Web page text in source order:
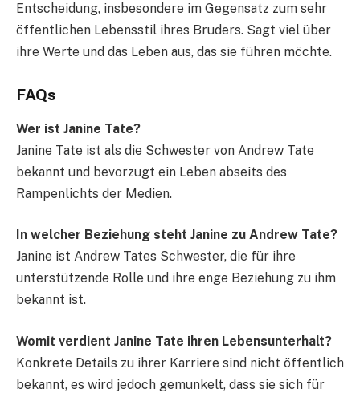
Entscheidung, insbesondere im Gegensatz zum sehr
öffentlichen Lebensstil ihres Bruders. Sagt viel über
ihre Werte und das Leben aus, das sie führen möchte.
FAQs
Wer ist Janine Tate?
Janine Tate ist als die Schwester von Andrew Tate
bekannt und bevorzugt ein Leben abseits des
Rampenlichts der Medien.
In welcher Beziehung steht Janine zu Andrew Tate?
Janine ist Andrew Tates Schwester, die für ihre
unterstützende Rolle und ihre enge Beziehung zu ihm
bekannt ist.
Womit verdient Janine Tate ihren Lebensunterhalt?
Konkrete Details zu ihrer Karriere sind nicht öffentlich
bekannt, es wird jedoch gemunkelt, dass sie sich für